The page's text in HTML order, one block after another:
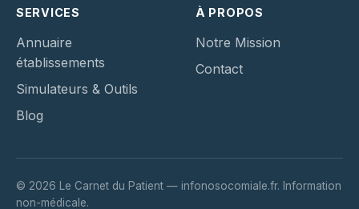
SERVICES
Annuaire
établissements
Simulateurs & Outils
Blog
À PROPOS
Notre Mission
Contact
© 2026 Le Carnet du Patient — infonosocomiale.fr. Information
non-médicale.